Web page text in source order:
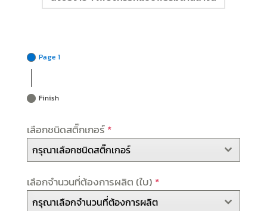
Page 1
Finish
เลือกชนิดสติ๊กเกอร์*
กรุณาเลือกชนิดสติ๊กเกอร์
เลือกจำนวนที่ต้องการผลิต (ใบ) *
กรุณาเลือกจำนวนที่ต้องการผลิต